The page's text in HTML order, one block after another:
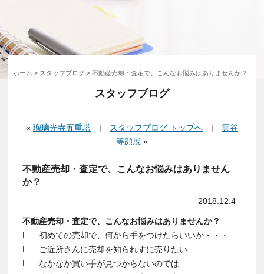
ホーム > スタッフブログ> 不動産売却・査定で、こんなお悩みはありませんか？
スタッフブログ
« 瑠璃光寺五重塔| スタッフブログ トップへ| 雲谷
等顔展 »
不動産売却・査定で、こんなお悩みはありません
か？
2018.12.4
不動産売却・査定で、こんなお悩みはありませんか？
⬜ 初めての売却で、何から手をつけたらいいか・・・
⬜ ご近所さんに売却を知られすに売りたい
⬜ なかなか買い手が見つからないのでは